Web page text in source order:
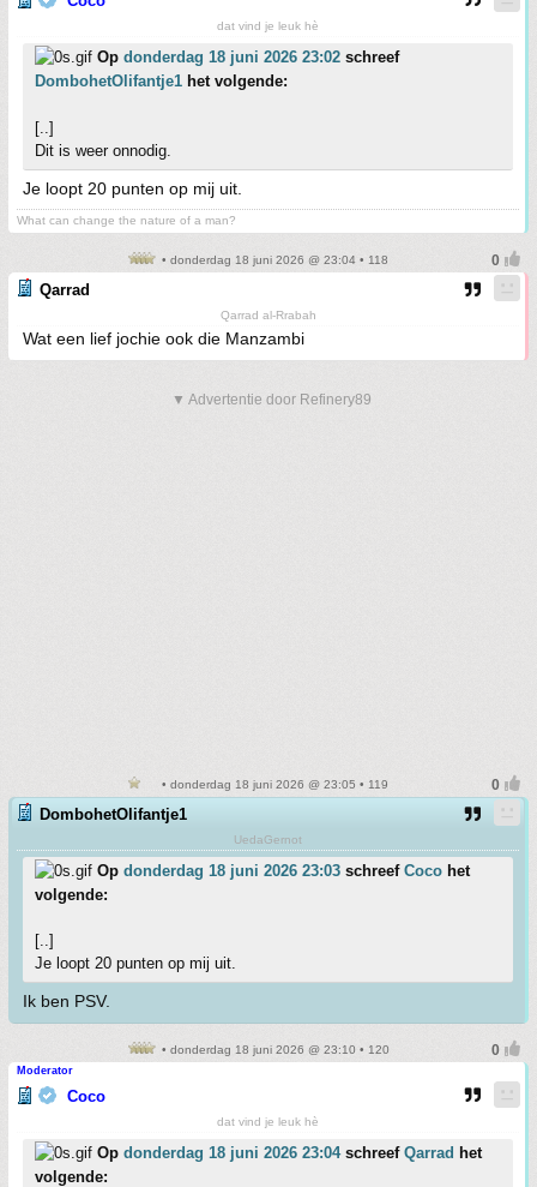
dat vind je leuk hè
Op donderdag 18 juni 2026 23:02 schreef
DombohetOlifantje1 het volgende:
[..]
Dit is weer onnodig.
Je loopt 20 punten op mij uit.
What can change the nature of a man?
• donderdag 18 juni 2026 @ 23:04 • 118
Qarrad
Qarrad al-Rrabah
Wat een lief jochie ook die Manzambi
▼ Advertentie door Refinery89
• donderdag 18 juni 2026 @ 23:05 • 119
DombohetOlifantje1
UedaGernot
Op donderdag 18 juni 2026 23:03 schreef Coco het
volgende:
[..]
Je loopt 20 punten op mij uit.
Ik ben PSV.
• donderdag 18 juni 2026 @ 23:10 • 120
Moderator
Coco
dat vind je leuk hè
Op donderdag 18 juni 2026 23:04schreef Qarrad het
volgende: